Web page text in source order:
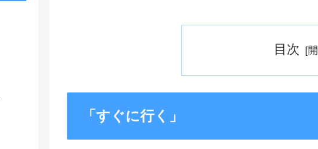
目次
「すぐに行く」